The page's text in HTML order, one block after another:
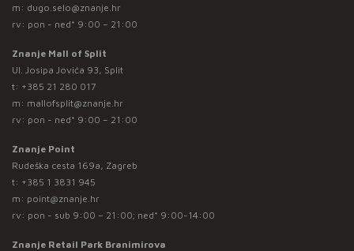
m: dugo.selo@znanje.hr
rv: pon - ned* 9:00 – 21:00
Znanje Mall of Split
Ul. Josipa Jovića 93, Split
t: +385 21 280 017
m: mallofsplit@znanje.hr
rv: pon - ned* 9:00 – 21:00
Znanje Point
Rudeška cesta 169a, Zagreb
t: +385 1 3831 945
m: point@znanje.hr
rv: pon - sub 9:00 – 21:00; ned* 9:00-14:00
Znanje Retail Park Branimirova